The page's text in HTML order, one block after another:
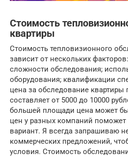
Стоимость
квартиры
Стоимость тепловизионного
зависит от нескольких
сложности обследования;
оборудования; квалификации
цена за обследование
составляет от 5000 до 10000
большей площади цена может
цен у разных компаний
вариант. Я всегда запрашиваю
коммерческих предложений,
условия. Стоимость